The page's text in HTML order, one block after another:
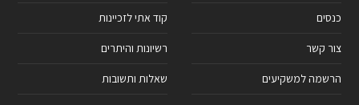
כנסים
צור קשר
הרשמה למשקיעים
קוד אתי לזכיינות
רשיונות והיתרים
שאלות ותשובות